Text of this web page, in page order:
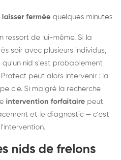
fermée quelques minutes
ressort de lui-même. Si la
soir avec plusieurs individus,
qu'un nid s'est probablement
peut alors intervenir : la
clé. Si malgré la recherche
intervention forfaitaire peut
et le diagnostic — c'est
nids de frelons